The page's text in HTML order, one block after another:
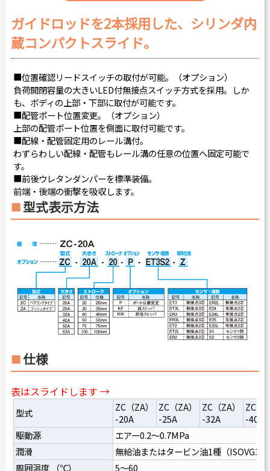
ガイドロッドを2本採用した、シリンダ内
蔵コンパクトスライド。
■位置確認リードスイッチの取付が可能。（オプション）
負荷開閉容量の大きいLED付無接点スイッチ方式を採用。しか
も、ボディの上部・下部に取付が可能です。
■配管ポート位置変更。（オプション）
上部の配管ポート位置を側面に取付可能です。
■配線・配管固定用のレール溝付。
わずらわしい配線・配管もレール溝の任意の位置へ固定可能で
す。
■前後ウレタンダンパーを標準装備。
前端・後端の衝撃を吸収します。
型式表示方法
仕様
表はスライドします →
型式
ZC（ZA）
-20A
ZC（ZA）
-25A
ZC（ZA）
-32A
ZC（
-40A
駆動源
エアー0.2～0.7MPa
潤滑
無給油またはタービン油1種（ISOVG32
周囲温度 （℃）
5～60